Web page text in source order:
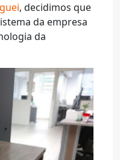
, decidimos que
da empresa
da